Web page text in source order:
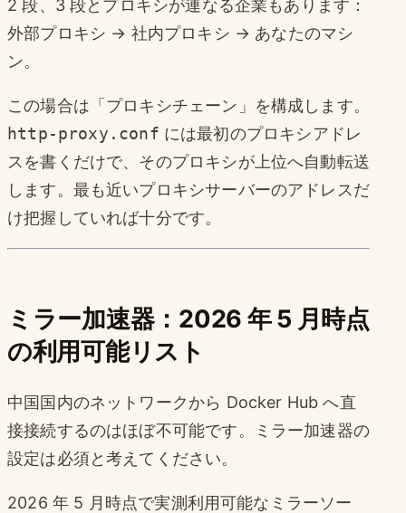
2 段、3 段とプロキシが連なる企業もあります：
外部プロキシ → 社内プロキシ → あなたのマシ
ン。
この場合は「プロキシチェーン」を構成します。
http-proxy.conf には最初のプロキシアドレ
スを書くだけで、そのプロキシが上位へ自動転送
します。最も近いプロキシサーバーのアドレスだ
け把握していれば十分です。
ミラー加速器：2026 年 5 月時点
の利用可能リスト
中国国内のネットワークから Docker Hub へ直
接接続するのはほぼ不可能です。ミラー加速器の
設定は必須と考えてください。
2026 年 5 月時点で実測利用可能なミラーソー